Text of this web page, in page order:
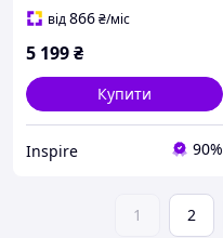
від866₴/міс
5 199₴
Купити
Inspire 90%
1 2